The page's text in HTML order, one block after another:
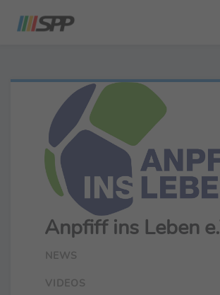
Anpfiff ins Leben
NEWS
VIDEOS